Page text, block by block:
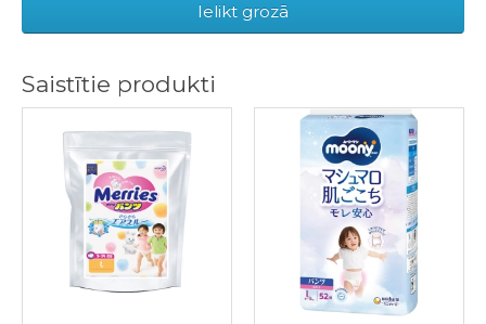
Ielikt grozā
Saistītie produkti